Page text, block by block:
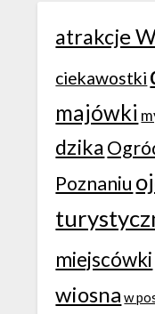
atrakcje
ciekawostki
majówki
dzika
Poznaniu
miejscówki
wiosna w